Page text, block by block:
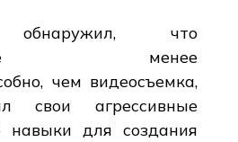
обнаружил, что
менее
чем видеосъемка,
свои агрессивные
навыки для создания